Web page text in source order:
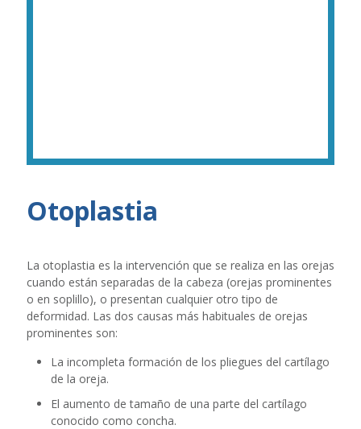
Otoplastia
La otoplastia es la intervención que se realiza en las orejas
cuando están separadas de la cabeza (orejas prominentes
o en soplillo), o presentan cualquier otro tipo de
deformidad. Las dos causas más habituales de orejas
prominentes son:
La incompleta formación de los pliegues del cartílago
de la oreja.
El aumento de tamaño de una parte del cartílago
conocido como concha.